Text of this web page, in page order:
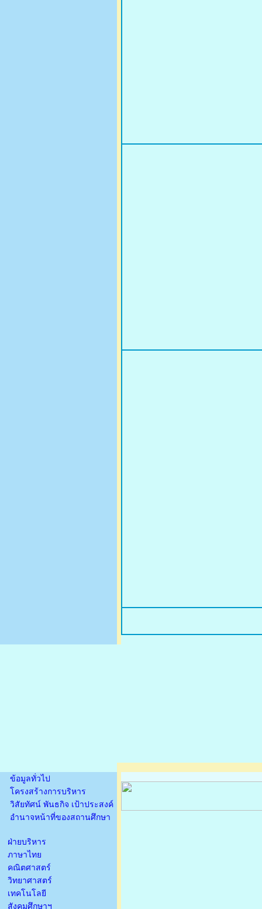
ข้อมูลทั่วไป
โครงสร้างการบริหาร
วิสัยทัศน์ พันธกิจ เป้าประสงค์
อำนาจหน้าที่ของสถานศึกษา
ฝ่ายบริหาร
ภาษาไทย
คณิตศาสตร์
วิทยาศาสตร์
เทคโนโลยี
สังคมศึกษาฯ